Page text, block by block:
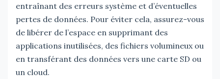
entraînant des erreurs système et d’éventuelles
pertes de données. Pour éviter cela, assurez-vous
de libérer de l’espace en supprimant des
applications inutilisées, des fichiers volumineux ou
en transférant des données vers une carte SD ou
un cloud.